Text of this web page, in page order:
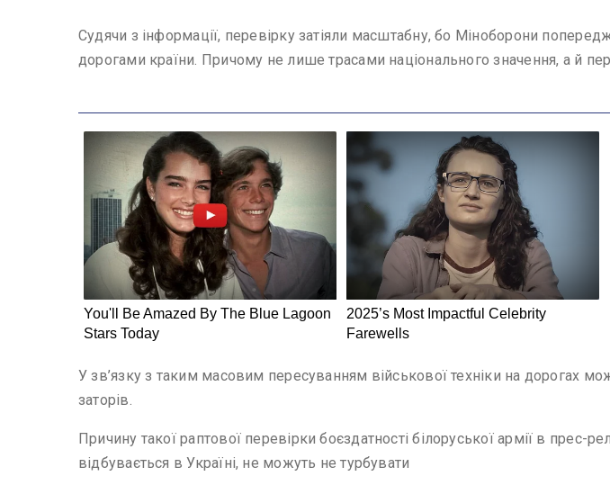
Судячи з інформації, перевірку затіяли масштабну, бо Міноборони
дорогами країни. Причому не лише трасами національного значення, а й
У зв’язку з таким масовим пересуванням військової техніки на дорогах
заторів.
Причину такої раптової перевірки боєздатності білоруської армії в прес-
відбувається в Україні, не можуть не турбувати